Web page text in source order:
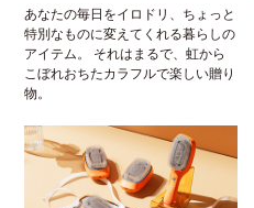
あなたの毎日をイロドリ、ちょっと
特別なものに変えてくれる暮らしの
アイテム。 それはまるで、虹から
こぼれおちたカラフルで楽しい贈り
物。